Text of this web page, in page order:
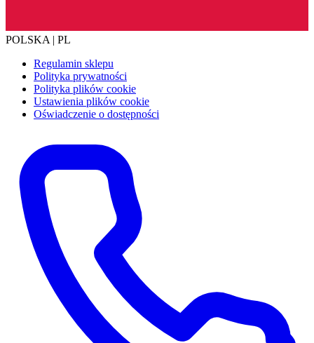
POLSKA | PL
Regulamin sklepu
Polityka prywatności
Polityka plików cookie
Ustawienia plików cookie
Oświadczenie o dostępności